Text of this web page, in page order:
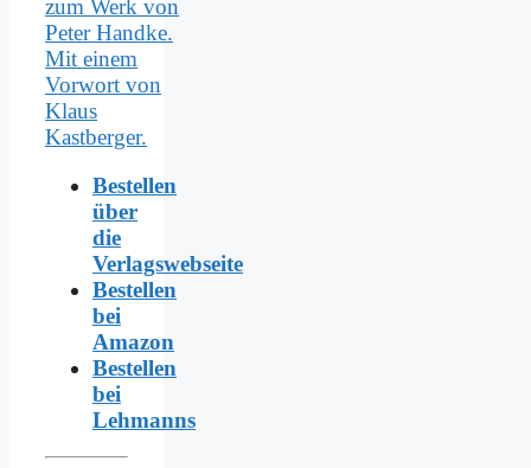
Bestellen
über
die
Verlagswebseite
Bestellen
bei
Amazon
Bestellen
bei
Lehmanns